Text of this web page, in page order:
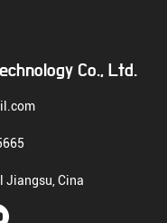
Co., Ltd.
Jiangsu, Cina